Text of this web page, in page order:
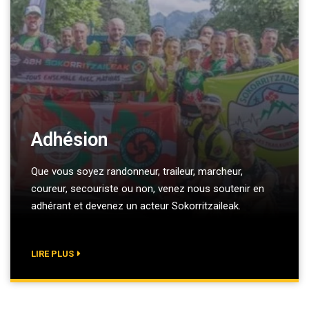
Adhésion
Que vous soyez randonneur, traileur, marcheur,
coureur, secouriste ou non, venez nous soutenir en
adhérant et devenez un acteur Sokorritzaileak.
LIRE PLUS